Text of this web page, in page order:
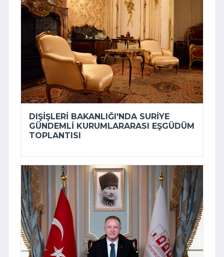
DIŞIŞLERI BAKANLIĞI'NDA SURIYE
GÜNDEMLI KURUMLARARASI EŞGÜDÜM
TOPLANTISI